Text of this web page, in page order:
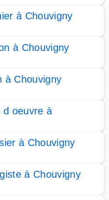
à Chouvigny
à Chouvigny
à Chouvigny
d oeuvre à
à Chouvigny
à Chouvigny